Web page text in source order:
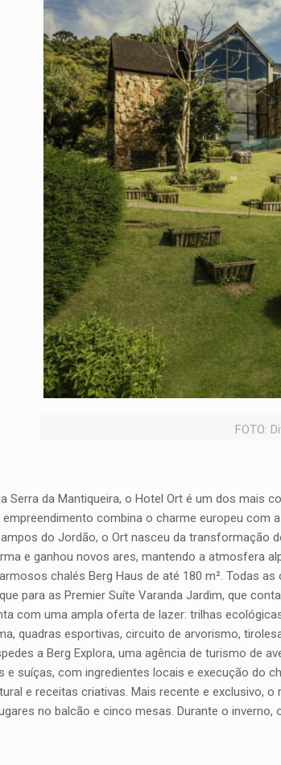
FOTO:
Serra da Mantiqueira, o Hotel Ort é um dos mais
combina o charme europeu com
do Jordão, o Ort nasceu da transformação
e ganhou novos ares, mantendo a atmosfera
chalés Berg Haus de até 180 m². Todas
para as Premier Suíte Varanda Jardim, que
com uma ampla oferta de lazer: trilhas
quadras esportivas, circuito de arvorismo,
a Berg Explora, uma agência de turismo de
e suíças, com ingredientes locais e execução do
e receitas criativas. Mais recente e exclusivo,
no balcão e cinco mesas. Durante o